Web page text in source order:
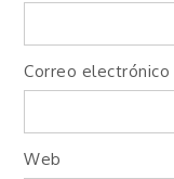
Correo electrónico
Web